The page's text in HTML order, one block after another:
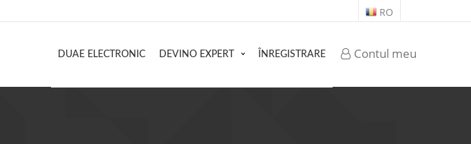
RO
Contul meu
DUAE ELECTRONIC DEVINO EXPERT ÎNREGISTRARE